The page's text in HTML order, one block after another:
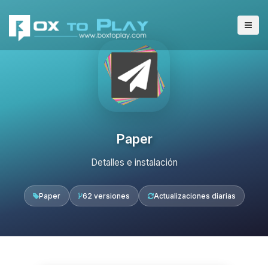
Paper
Detalles e instalación
Paper 62 versiones Actualizaciones diarias